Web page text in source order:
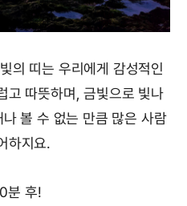
의 띠는 우리에게 감성적인
고 따뜻하며, 금빛으로 빛나
볼 수 없는 만큼 많은 사람
하지요.
분 후!